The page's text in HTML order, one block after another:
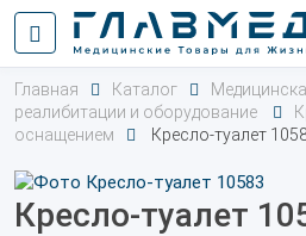
Главная Каталог
реалибитации и оборудование
оснащением
Кресло-туалет
Кресло-туалет